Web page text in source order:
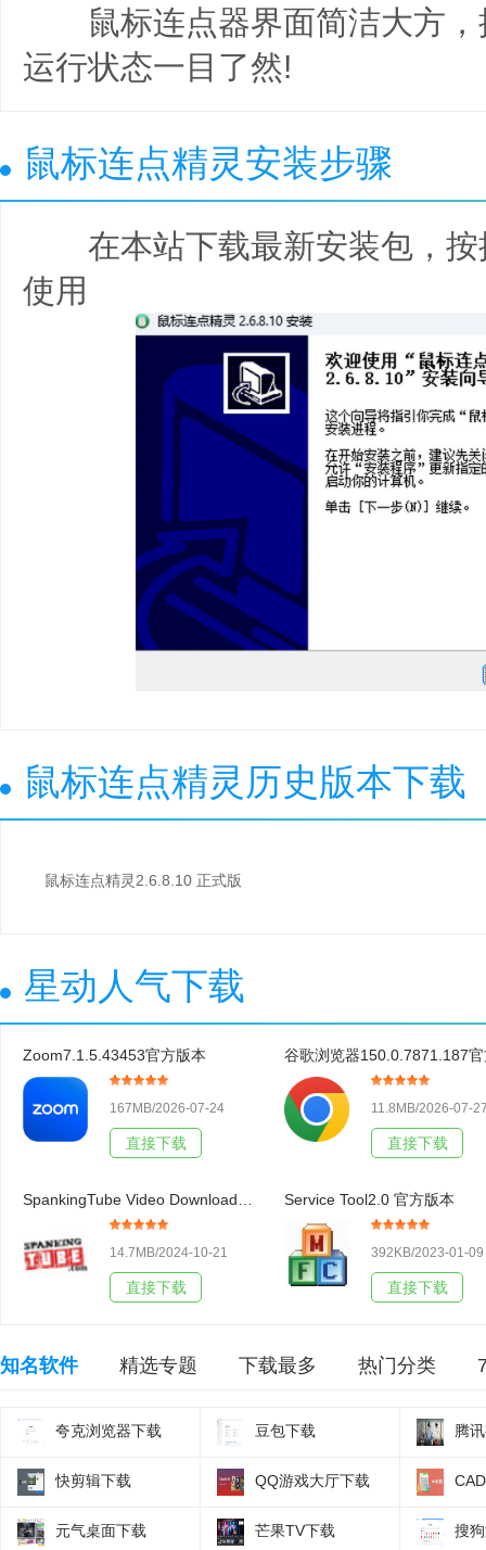
鼠标连点器界面简洁大方，
运行状态一目了然!
鼠标连点精灵安装步骤
在本站下载最新安装包，按
使用
鼠标连点精灵历史版本下载
鼠标连点精灵2.6.8.10 正式版
星动人气下载
Zoom7.1.5.43453官方版本
167MB/2026-07-24
直接下载
11.8MB/2026-07-
直接下载
14.7MB/2024-10-21
直接下载
Service Tool2.0 官方版本
392KB/2023-01-09
直接下载
知名软件 精选专题 下载最多 热门分类
夸克浏览器下载 豆包下载 腾
快剪辑下载 QQ游戏大厅下载
元气桌面下载 芒果TV下载 搜